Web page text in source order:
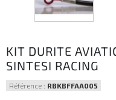
KIT DURITE
SINTESI RACING
Référence : RBKBFFAA005